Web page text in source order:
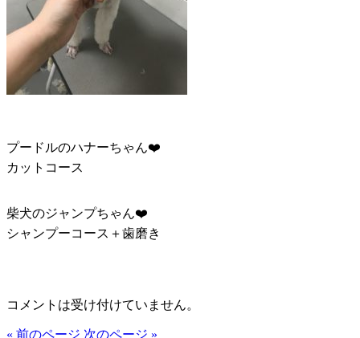
プードルのハナーちゃん❤️
カットコース
柴犬のジャンプちゃん❤️
シャンプーコース＋歯磨き
コメントは受け付けていません。
« 前のページ 次のページ »